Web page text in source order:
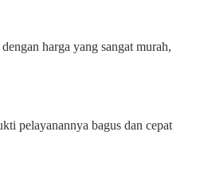
harga yang sangat murah,
pelayanannya bagus dan cepat